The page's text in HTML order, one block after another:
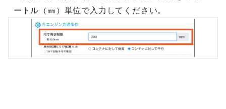
ートル（㎜）単位で入力してください。